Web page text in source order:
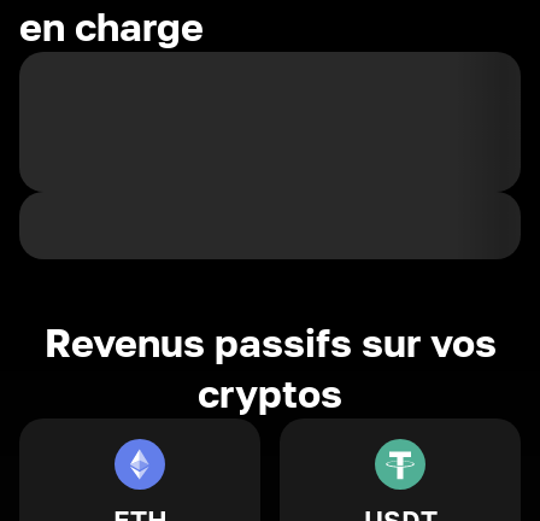
en charge
Revenus passifs sur vos
cryptos